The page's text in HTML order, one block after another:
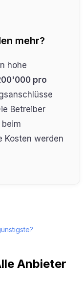
mehr?
hohe
pro
Betreiber
Kosten werden
Anbieter